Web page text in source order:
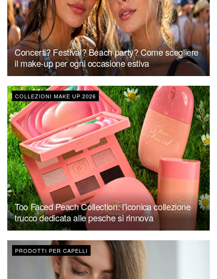
Concerti? Festival? Beach party? Come scegliere
il make-up per ogni occasione estiva
COLLEZIONI MAKE UP 2026
Too Faced Peach Collection: l’iconica collezione
trucco dedicata alle pesche si rinnova
PRODOTTI PER CAPELLI